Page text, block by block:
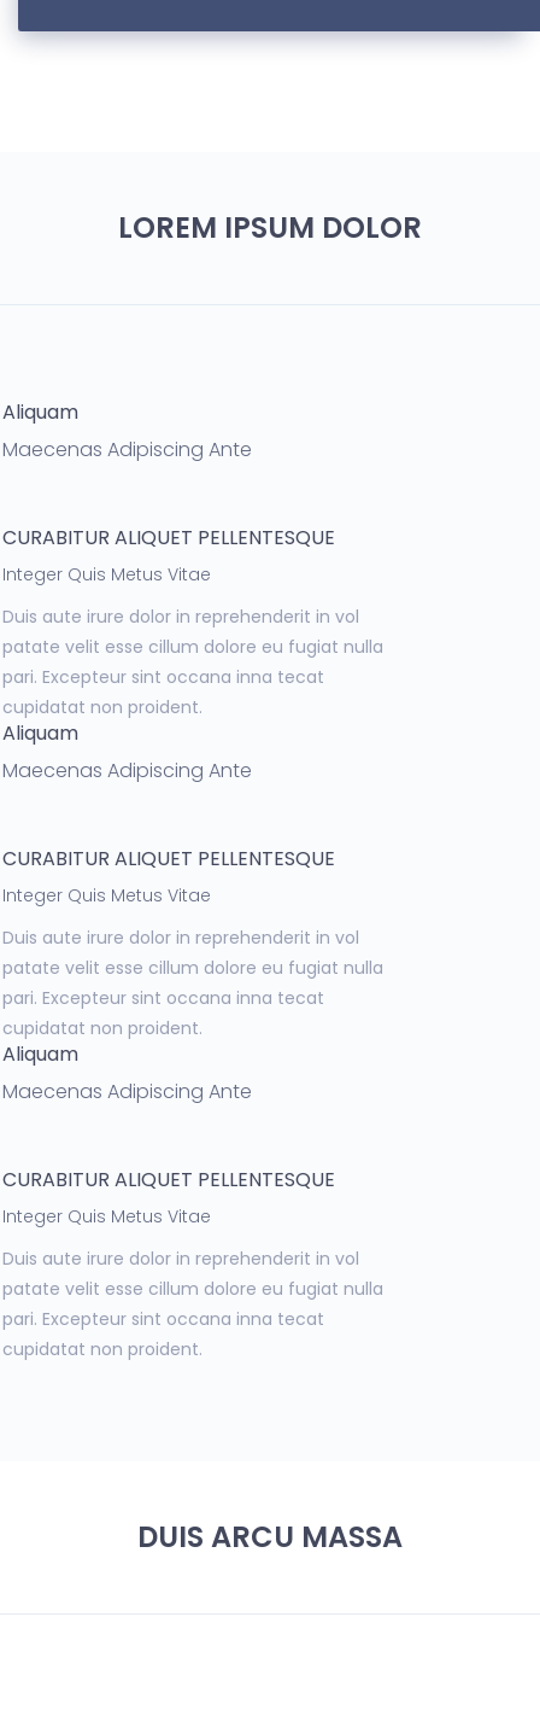
LOREM IPSUM DOLOR
Aliquam
Maecenas Adipiscing Ante
CURABITUR ALIQUET PELLENTESQUE
Integer Quis Metus Vitae
Duis aute irure dolor in reprehenderit in vol
patate velit esse cillum dolore eu fugiat nulla
pari. Excepteur sint occana inna tecat
cupidatat non proident.
Aliquam
Maecenas Adipiscing Ante
CURABITUR ALIQUET PELLENTESQUE
Integer Quis Metus Vitae
Duis aute irure dolor in reprehenderit in vol
patate velit esse cillum dolore eu fugiat nulla
pari. Excepteur sint occana inna tecat
cupidatat non proident.
Aliquam
Maecenas Adipiscing Ante
CURABITUR ALIQUET PELLENTESQUE
Integer Quis Metus Vitae
Duis aute irure dolor in reprehenderit in vol
patate velit esse cillum dolore eu fugiat nulla
pari. Excepteur sint occana inna tecat
cupidatat non proident.
DUIS ARCU MASSA